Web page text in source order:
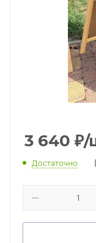
3 640 ₽/
Достаточно